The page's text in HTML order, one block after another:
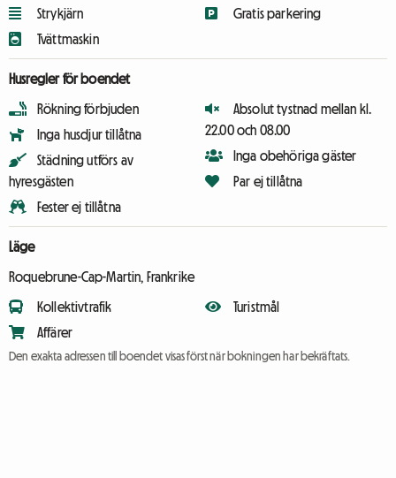
Strykjärn
Tvättmaskin
Gratis parkering
Husregler för boendet
Rökning förbjuden
Inga husdjur tillåtna
Städning utförs av
hyresgästen
Fester ej tillåtna
Absolut tystnad mellan kl.
22.00 och 08.00
Inga obehöriga gäster
Par ej tillåtna
Läge
Roquebrune-Cap-Martin, Frankrike
Kollektivtrafik
Affärer
Turistmål
Den exakta adressen till boendet visas först när bokningen har bekräftats.